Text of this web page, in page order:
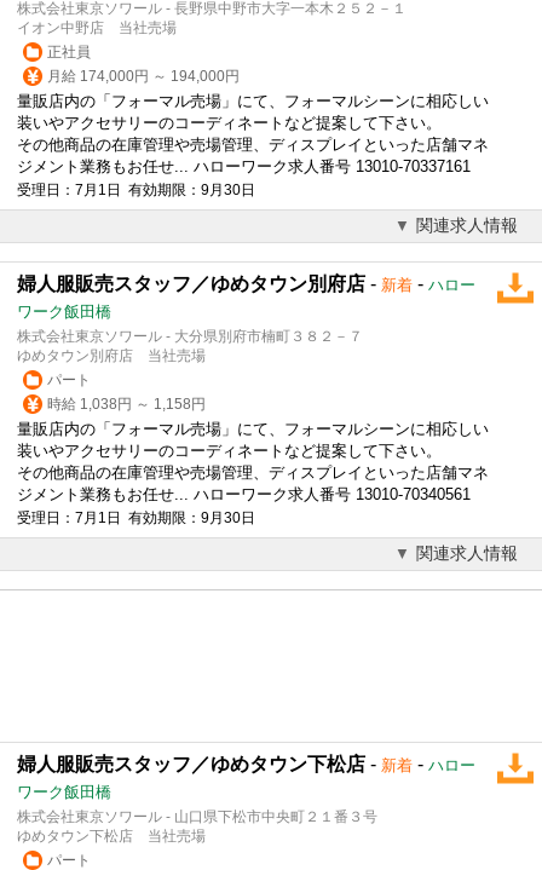
株式会社東京ソワール - 長野県中野市大字一本木２５２－１
イオン中野店 当社売場
正社員
月給 174,000円 ～ 194,000円
量販店内の「フォーマル売場」にて、フォーマルシーンに相応しい
装いやアクセサリーのコーディネートなど提案して下さい。
その他商品の在庫管理や売場管理、ディスプレイといった店舗マネ
ジメント業務もお任せ... ハローワーク求人番号 13010-70337161
受理日：7月1日 有効期限：9月30日
関連求人情報
婦人服販売スタッフ／ゆめタウン別府店 - 新着 - ハロー
ワーク飯田橋
株式会社東京ソワール - 大分県別府市楠町３８２－７
ゆめタウン別府店 当社売場
パート
時給 1,038円 ～ 1,158円
量販店内の「フォーマル売場」にて、フォーマルシーンに相応しい
装いやアクセサリーのコーディネートなど提案して下さい。
その他商品の在庫管理や売場管理、ディスプレイといった店舗マネ
ジメント業務もお任せ... ハローワーク求人番号 13010-70340561
受理日：7月1日 有効期限：9月30日
関連求人情報
婦人服販売スタッフ／ゆめタウン下松店 - 新着 - ハロー
ワーク飯田橋
株式会社東京ソワール - 山口県下松市中央町２１番３号
ゆめタウン下松店 当社売場
パート